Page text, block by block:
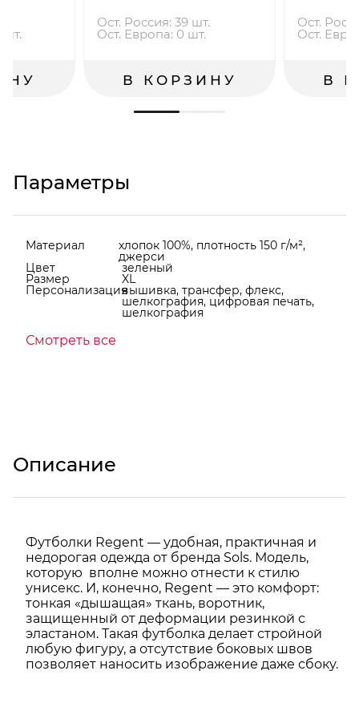
шт.
Ост. Россия: 39 шт.
Ост. Европа: 0 шт.
В КОРЗИНУ
Ост.
Ост.
В
Параметры
Материал хлопок 100%, плотность 150 г/м²,
джерси
Цвет зеленый
Размер XL
Персонализациявышивка, трансфер, флекс,
шелкография, цифровая печать,
шелкография
Смотреть все
Описание
Футболки Regent — удобная, практичная и
недорогая одежда от бренда Sols. Модель,
которую вполне можно отнести к стилю
унисекс. И, конечно, Regent — это комфорт:
тонкая «дышащая» ткань, воротник,
защищенный от деформации резинкой с
эластаном. Такая футболка делает стройной
любую фигуру, а отсутствие боковых швов
позволяет наносить изображение даже сбоку.